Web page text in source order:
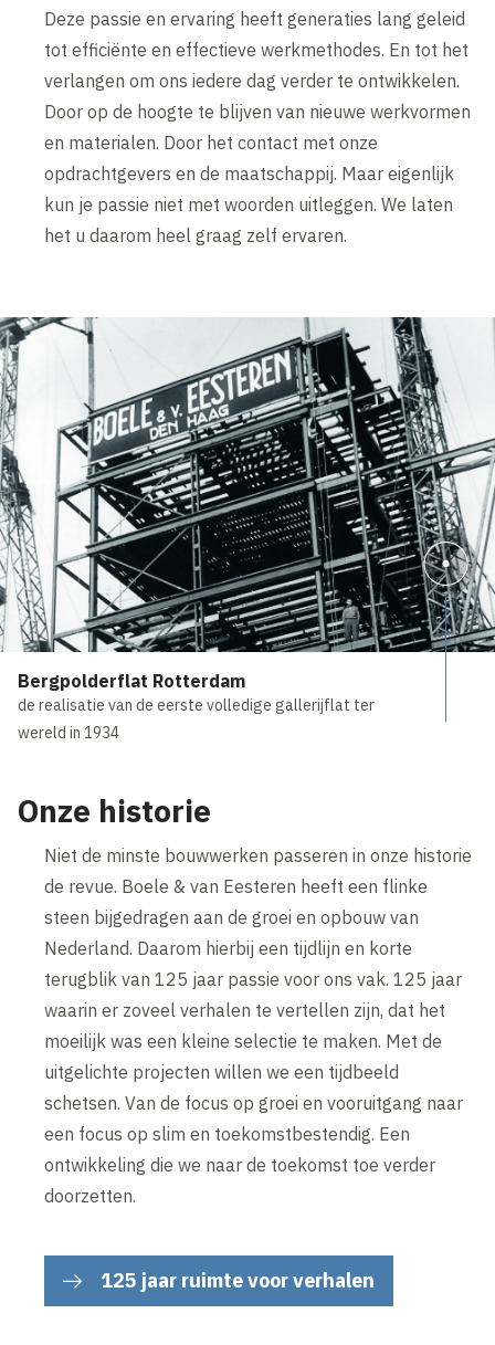
Deze passie en ervaring heeft generaties lang geleid
tot efficiënte en effectieve werkmethodes. En tot het
verlangen om ons iedere dag verder te ontwikkelen.
Door op de hoogte te blijven van nieuwe werkvormen
en materialen. Door het contact met onze
opdrachtgevers en de maatschappij. Maar eigenlijk
kun je passie niet met woorden uitleggen. We laten
het u daarom heel graag zelf ervaren.
Bergpolderflat Rotterdam
de realisatie van de eerste volledige gallerijflat ter
wereld in 1934
Onze historie
Niet de minste bouwwerken passeren in onze historie
de revue. Boele & van Eesteren heeft een flinke
steen bijgedragen aan de groei en opbouw van
Nederland. Daarom hierbij een tijdlijn en korte
terugblik van 125 jaar passie voor ons vak. 125 jaar
waarin er zoveel verhalen te vertellen zijn, dat het
moeilijk was een kleine selectie te maken. Met de
uitgelichte projecten willen we een tijdbeeld
schetsen. Van de focus op groei en vooruitgang naar
een focus op slim en toekomstbestendig. Een
ontwikkeling die we naar de toekomst toe verder
doorzetten.
125 jaar ruimte voor verhalen